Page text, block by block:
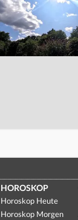
HOROSKOP
Horoskop Heute
Horoskop Morgen